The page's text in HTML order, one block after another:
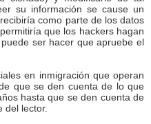
su información se cause un
como parte de los datos
que los hackers hagan
ser hacer que apruebe el
en inmigración que operan
que se den cuenta de lo que
hasta que se den cuenta de
del lector.